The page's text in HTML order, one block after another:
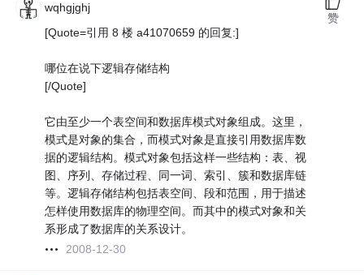
wqhgjghj
[Quote=引用 8 楼 a41070659 的回复:]
哪位在说下逻辑存储结构
[/Quote]
它由至少一个表空间和数据库模式对象组成。这里，
模式是对象的集合，而模式对象是直接引用数据库数
据的逻辑结构。模式对象包括这样一些结构：表、视
图、序列、存储过程、同一词、索引、簇和数据库链
等。逻辑存储结构包括表空间、段和范围，用于描述
怎样使用数据库的物理空间。而其中的模式对象和关
系形成了数据库的关系设计。
2008-12-30
赞